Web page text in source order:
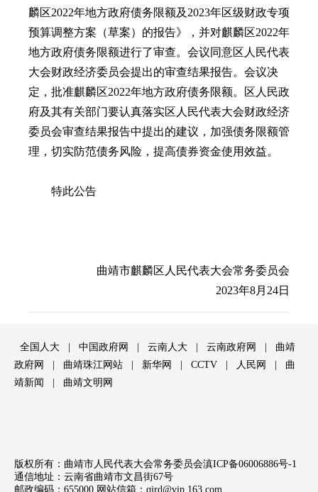
麟区2022年地方政府债务限额及2023年区级财政专项
预算调整方案（草案）的报告》，并对麒麟区2022年
地方政府债务限额进行了审查。会议同意区人民代表
大会财政经济委员会提出的审查结果报告。会议决
定，批准麒麟区2022年地方政府债务限额。区人民政
府及其有关部门要认真落实区人民代表大会财政经济
委员会审查结果报告中提出的建议，加强债务限额管
理，切实防范债务风险，提高债券资金使用效益。
特此公告
曲靖市麒麟区人民代表大会常务委员会
2023年8月24日
全国人大 中国政府网 云南人大 云南政府网
曲靖
政府网
曲靖珠江网站 新华网 CCTV 人民网
曲
靖新闻
曲靖文明网
版权所有：曲靖市人民代表大会常务委员会滇ICP备06006886号-1
通信地址：云南省曲靖市文昌街67号
邮政编码：655000 网站信箱： qjrd@vip.163.com